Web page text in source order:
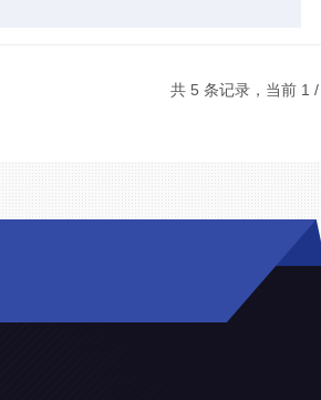
共 5 条记录，当前